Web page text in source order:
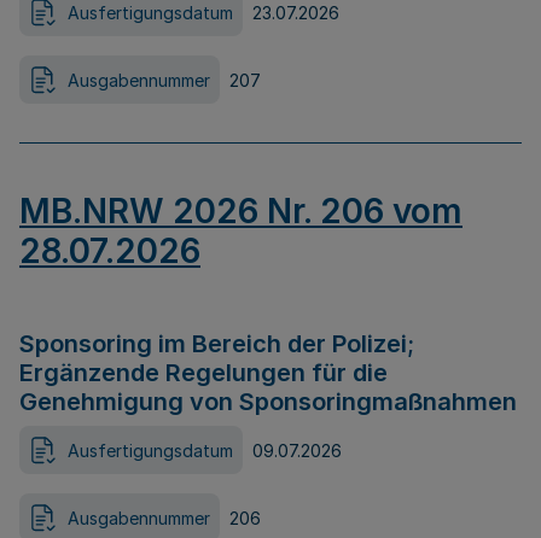
Ausfertigungsdatum 23.07.2026
Ausgabennummer 207
MB.NRW 2026 Nr. 206 vom
28.07.2026
Sponsoring im Bereich der Polizei;
Ergänzende Regelungen für die
Genehmigung von Sponsoringmaßnahmen
Ausfertigungsdatum 09.07.2026
Ausgabennummer 206